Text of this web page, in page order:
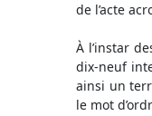
de l’acte
À l’instar
dix-neuf
ainsi un
le mot